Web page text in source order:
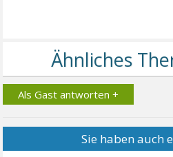
Als Gast antworten +
Sie haben auch